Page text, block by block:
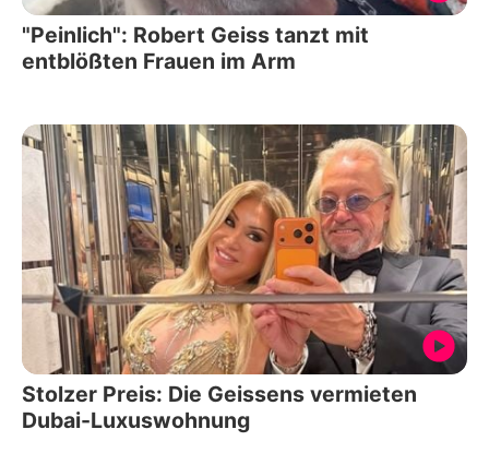
"Peinlich": Robert Geiss tanzt mit
entblößten Frauen im Arm
Stolzer Preis: Die Geissens vermieten
Dubai-Luxuswohnung